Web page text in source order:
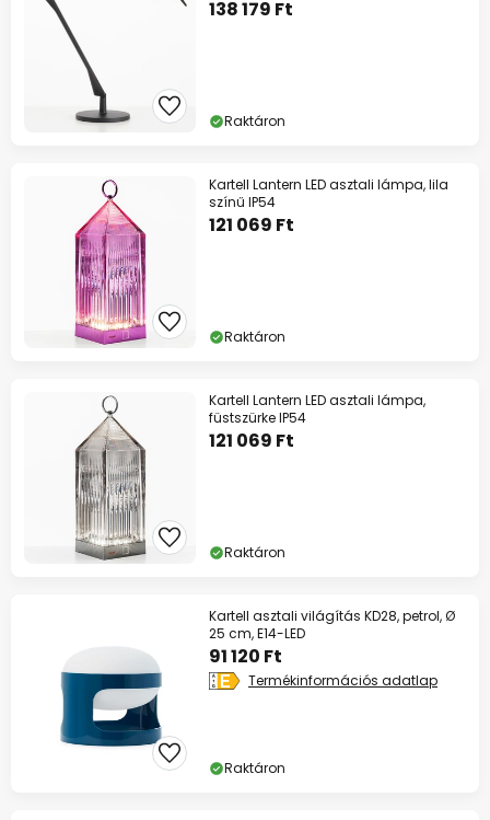
138 179 Ft
Raktáron
Kartell Lantern LED asztali lámpa, lila
színű IP54
121 069 Ft
Raktáron
Kartell Lantern LED asztali lámpa,
füstszürke IP54
121 069 Ft
Raktáron
Kartell asztali világítás KD28, petrol, Ø
25 cm, E14-LED
91 120 Ft
Termékinformációs adatlap
Raktáron